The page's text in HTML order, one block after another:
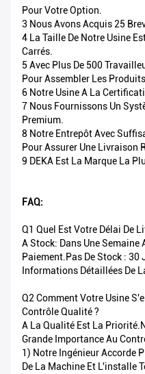
Pour Votre Option.
3 Nous Avons Acquis 25
4 La Taille De Notre Usine
Carrés.
5 Avec Plus De 500
Pour Assembler Les
6 Notre Usine A La
7 Nous Fournissons Un
Premium.
8 Notre Entrepôt Avec
Pour Assurer Une Livraison
9 DEKA Est La Marque La
FAQ:
Q1 Quel Est Votre Délai De
A Stock: Dans Une Semaine
Paiement.Pas De Stock :
Informations Détaillées De
Q2 Comment Votre Usine
Contrôle Qualité ?
A La Qualité Est La
Grande Importance Au
1) Notre Ingénieur Accorde
De La Machine Et L'installe